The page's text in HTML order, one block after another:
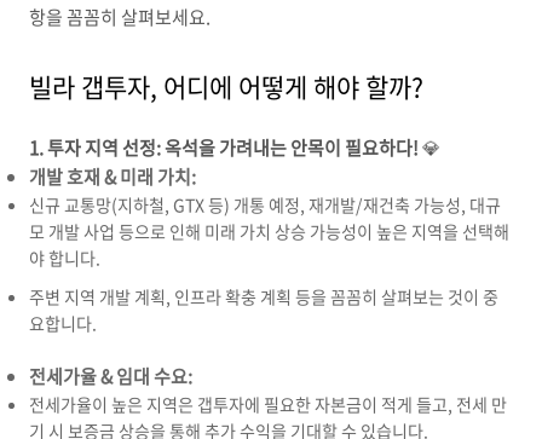
항을 꼼꼼히 살펴보세요.
빌라 갭투자, 어디에 어떻게 해야 할까?
1. 투자 지역 선정: 옥석을 가려내는 안목이 필요하다!💎
개발 호재 & 미래 가치:
신규 교통망(지하철, GTX 등) 개통 예정, 재개발/재건축 가능성, 대규
모 개발 사업 등으로 인해 미래 가치 상승 가능성이 높은 지역을 선택해
야 합니다.
주변 지역 개발 계획, 인프라 확충 계획 등을 꼼꼼히 살펴보는 것이 중
요합니다.
전세가율 & 임대 수요:
전세가율이 높은 지역은 갭투자에 필요한 자본금이 적게 들고, 전세 만
기 시 보증금 상승을 통해 추가 수익을 기대할 수 있습니다.